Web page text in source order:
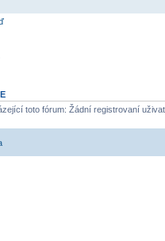
toto fórum: Žádní registrovaní